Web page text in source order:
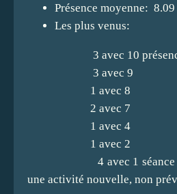
Présence moyenne: 8.09
Les plus venus:
3 avec 10
3 avec 9
1 avec 8
2 avec 7
1 avec 4
1 avec 2
4 avec 1 séance ( se
une activité nouvelle, non